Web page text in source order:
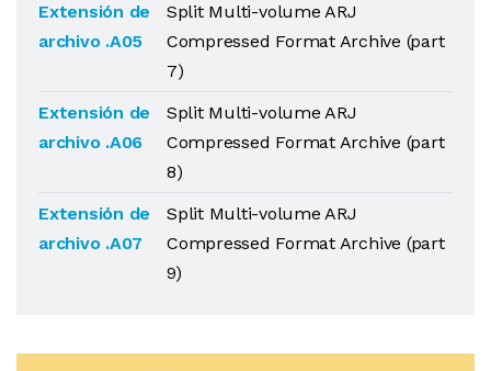
Extensión de
archivo .A05
Split Multi-volume ARJ
Compressed Format Archive (part
7)
Extensión de
archivo .A06
Split Multi-volume ARJ
Compressed Format Archive (part
8)
Extensión de
archivo .A07
Split Multi-volume ARJ
Compressed Format Archive (part
9)